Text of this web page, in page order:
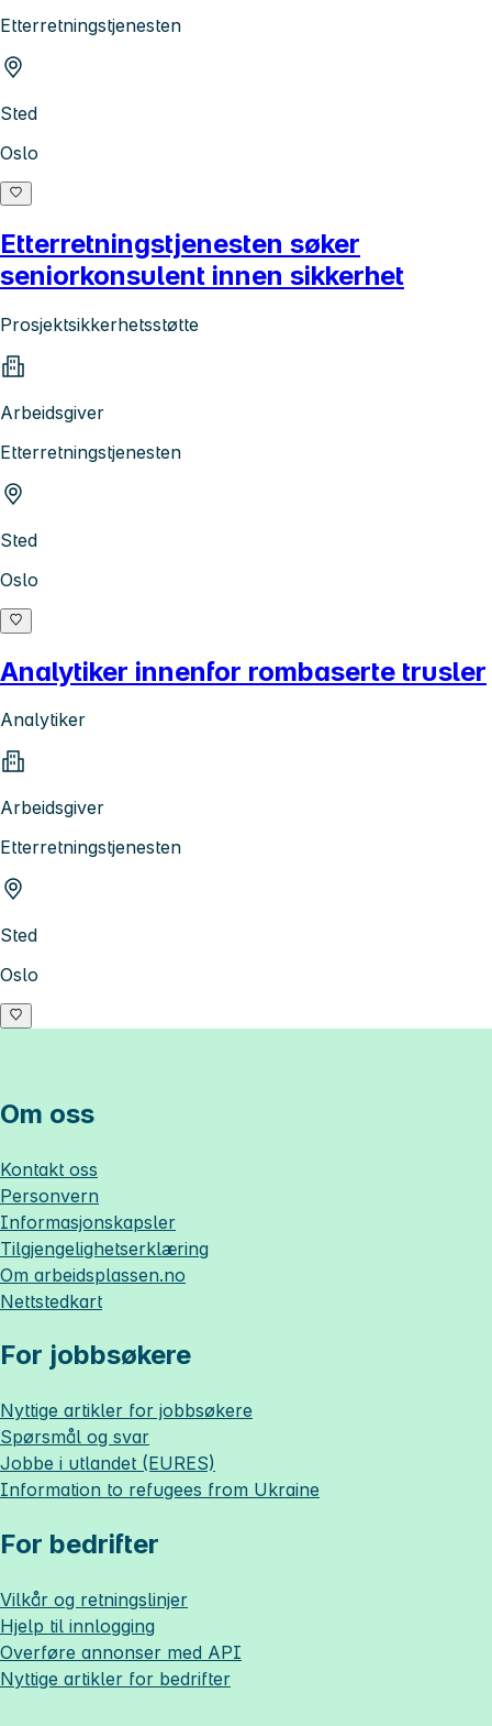
Etterretningstjenesten
Sted
Oslo
Etterretningstjenesten søker
seniorkonsulent innen sikkerhet
Prosjektsikkerhetsstøtte
Arbeidsgiver
Etterretningstjenesten
Sted
Oslo
Analytiker innenfor rombaserte trusler
Analytiker
Arbeidsgiver
Etterretningstjenesten
Sted
Oslo
Om oss
Kontakt oss
Personvern
Informasjonskapsler
Tilgjengelighetserklæring
Om arbeidsplassen.no
Nettstedkart
For jobbsøkere
Nyttige artikler for jobbsøkere
Spørsmål og svar
Jobbe i utlandet (EURES)
Information to refugees from Ukraine
For bedrifter
Vilkår og retningslinjer
Hjelp til innlogging
Overføre annonser med API
Nyttige artikler for bedrifter